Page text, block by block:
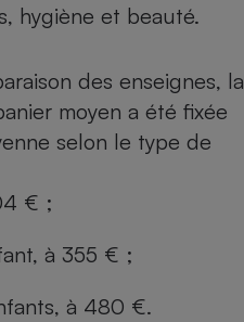
hygiène et beauté.
des enseignes, la
moyen a été fixée
selon le type de
€ ;
à 355 € ;
à 480 €.